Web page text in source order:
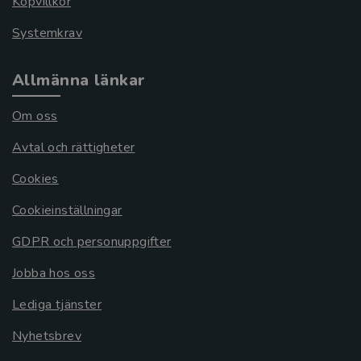
Systemkrav
Allmänna länkar
Om oss
Avtal och rättigheter
Cookies
Cookieinställningar
GDPR och personuppgifter
Jobba hos oss
Lediga tjänster
Nyhetsbrev